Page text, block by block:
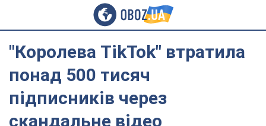
"Королева TikTok" втратила
понад 500 тисяч
підписників через
скандальне відео